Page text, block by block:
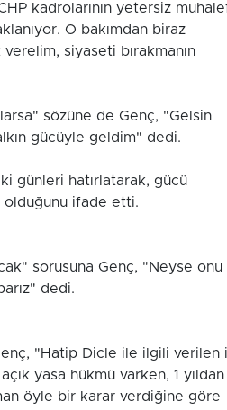
kadrolarının yetersiz
O bakımdan biraz
siyaseti bırakmanın
sözüne de Genç, "Gelsin
gücüyle geldim" dedi.
günleri hatırlatarak, gücü
olduğunu ifade etti.
sorusuna Genç, "Neyse onu
dedi.
"Hatip Dicle ile ilgili verilen
yasa hükmü varken, 1 yıldan
öyle bir karar verdiğine göre